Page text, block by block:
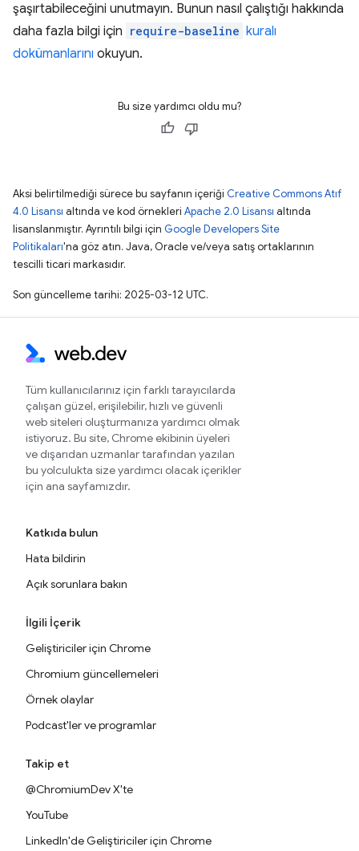
şaşırtabileceğini unutmayın. Bunun nasıl çalıştığı hakkında
daha fazla bilgi için require-baseline kuralı
dokümanlarını okuyun.
Bu size yardımcı oldu mu?
Aksi belirtilmediği sürece bu sayfanın içeriği Creative Commons Atıf
4.0 Lisansı altında ve kod örnekleri Apache 2.0 Lisansı altında
lisanslanmıştır. Ayrıntılı bilgi için Google Developers Site
Politikaları'na göz atın. Java, Oracle ve/veya satış ortaklarının
tescilli ticari markasıdır.
Son güncelleme tarihi: 2025-03-12 UTC.
Tüm kullanıcılarınız için farklı tarayıcılarda
çalışan güzel, erişilebilir, hızlı ve güvenli
web siteleri oluşturmanıza yardımcı olmak
istiyoruz. Bu site, Chrome ekibinin üyeleri
ve dışarıdan uzmanlar tarafından yazılan
bu yolculukta size yardımcı olacak içerikler
için ana sayfamızdır.
Katkıda bulun
Hata bildirin
Açık sorunlara bakın
İlgili İçerik
Geliştiriciler için Chrome
Chromium güncellemeleri
Örnek olaylar
Podcast'ler ve programlar
Takip et
@ChromiumDev X'te
YouTube
LinkedIn'de Geliştiriciler için Chrome